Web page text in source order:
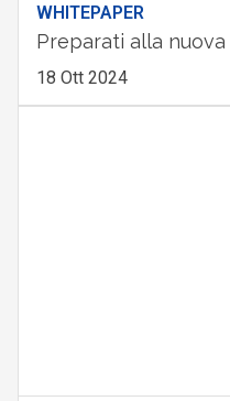
WHITEPAPER
Preparati alla nuova
18 Ott 2024